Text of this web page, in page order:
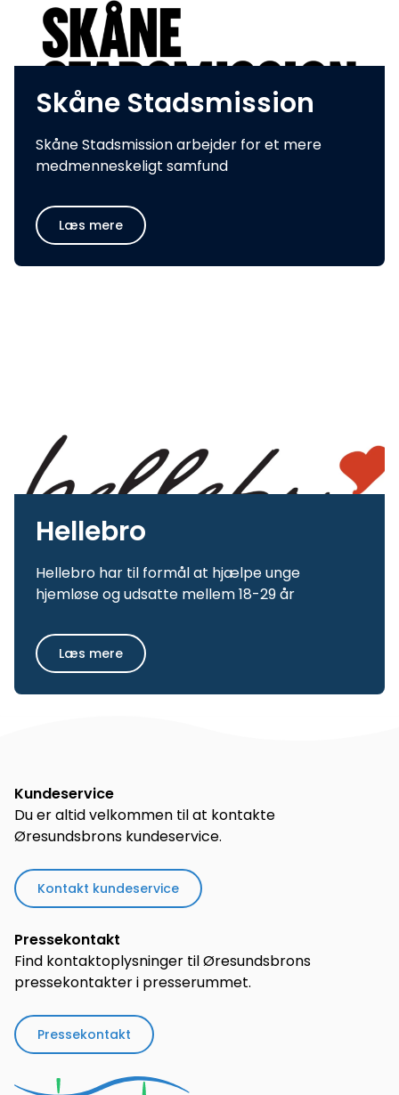
Skåne Stadsmission
Skåne Stadsmission arbejder for et mere
medmenneskeligt samfund
Læs mere
Hellebro
Hellebro har til formål at hjælpe unge
hjemløse og udsatte mellem 18-29 år
Læs mere
Kundeservice
Du er altid velkommen til at kontakte
Øresundsbrons kundeservice.
Kontakt kundeservice
Pressekontakt
Find kontaktoplysninger til Øresundsbrons
pressekontakter i presserummet.
Pressekontakt